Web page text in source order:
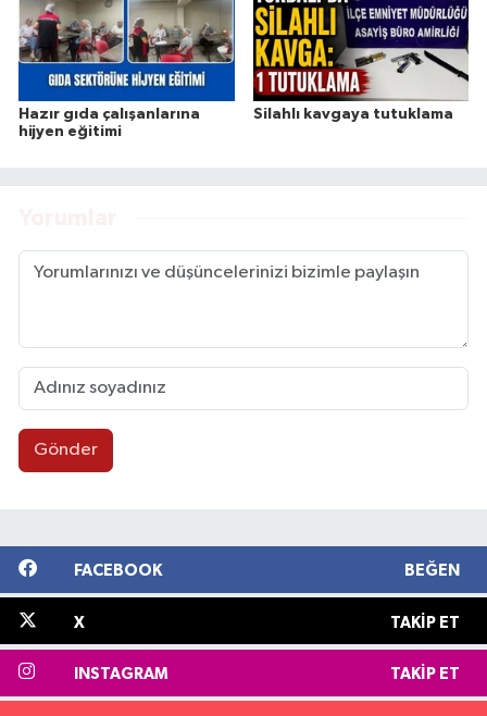
Hazır gıda çalışanlarına
hijyen eğitimi
Silahlı kavgaya tutuklama
Gönder
FACEBOOK BEĞEN
X TAKIP ET
INSTAGRAM TAKIP ET